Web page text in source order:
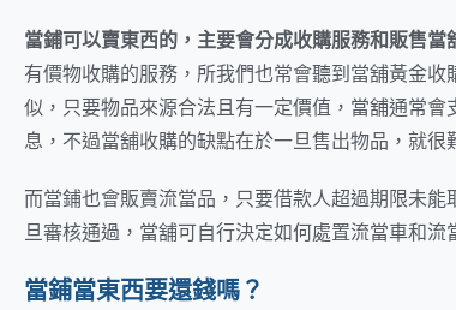
當鋪可以賣東西的，主要會分成收購服務和販售當
有價物收購的服務，所我們也常會聽到當舖黃金
似，只要物品來源合法且有一定價值，當舖通常
息，不過當舖收購的缺點在於一旦售出物品，就很
而當鋪也會販賣流當品，只要借款人超過期限未
旦審核通過，當舖可自行決定如何處置流當車和流
當鋪當東西要還錢嗎？